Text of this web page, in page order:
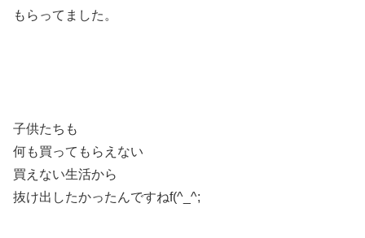
もらってました。
子供たちも
何も買ってもらえない
買えない生活から
抜け出したかったんですねf(^_^;